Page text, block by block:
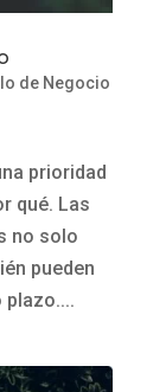
de Negocio
prioridad
qué. Las
no solo
pueden